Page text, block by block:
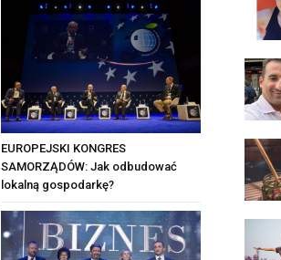
EUROPEJSKI KONGRES
SAMORZĄDÓW: Jak odbudować
lokalną gospodarkę?